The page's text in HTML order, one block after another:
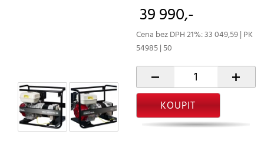
39 990,-
Cena bez DPH 21%: 33 049,59 | PK
54985 | 50
- +
KOUPIT